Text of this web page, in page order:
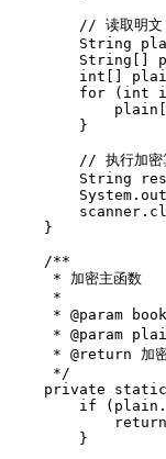
        // 读取明文
String
String[]
int[]
for (int
        }
// 执行加密
String
    }
    /**
     * 加密主函数
     *
* @param book
* @param
* @return 加密
     */
private
if
        }